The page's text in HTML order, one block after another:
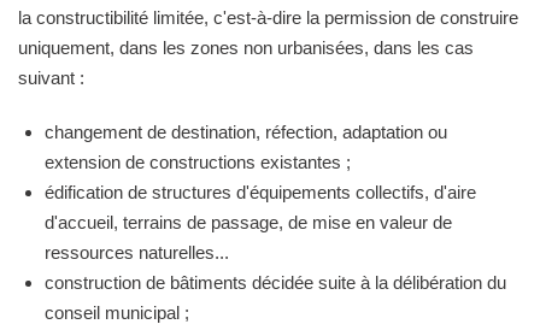
la constructibilité limitée, c'est-à-dire la permission de construire
uniquement, dans les zones non urbanisées, dans les cas
suivant :
changement de destination, réfection, adaptation ou
extension de constructions existantes ;
édification de structures d'équipements collectifs, d'aire
d'accueil, terrains de passage, de mise en valeur de
ressources naturelles...
construction de bâtiments décidée suite à la délibération du
conseil municipal ;